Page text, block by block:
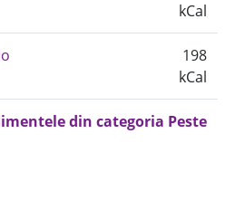
kCal
198
kCal
din categoria Peste